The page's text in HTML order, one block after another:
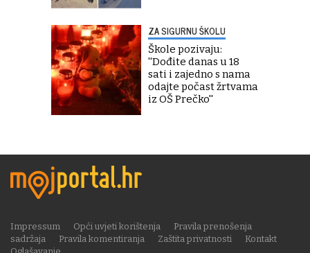
ZA SIGURNU ŠKOLU
Škole pozivaju:
''Dođite danas u 18
sati i zajedno s nama
odajte počast žrtvama
iz OŠ Prečko''
Impressum Opći uvjeti korištenja
Pravila prenošenja
sadržaja
Pravila komentiranja Zaštita privatnosti
Kontakt